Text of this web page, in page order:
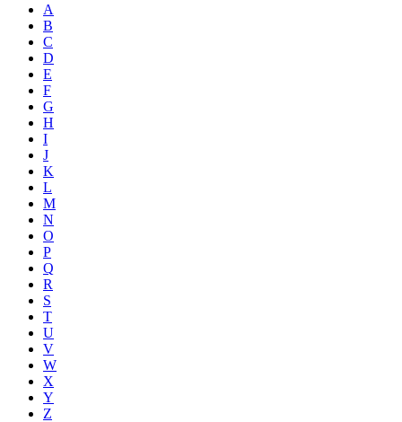
A
B
C
D
E
F
G
H
I
J
K
L
M
N
O
P
Q
R
S
T
U
V
W
X
Y
Z